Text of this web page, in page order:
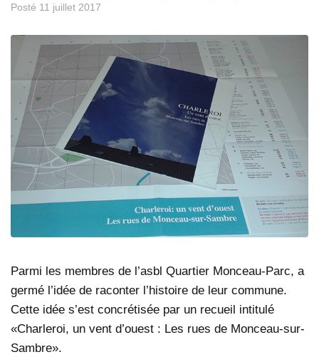
Posté 11 juillet 2017
Parmi les membres de l’asbl Quartier Monceau-Parc, a
germé l’idée de raconter l’histoire de leur commune.
Cette idée s’est concrétisée par un recueil intitulé
«Charleroi, un vent d’ouest : Les rues de Monceau-sur-
Sambre».